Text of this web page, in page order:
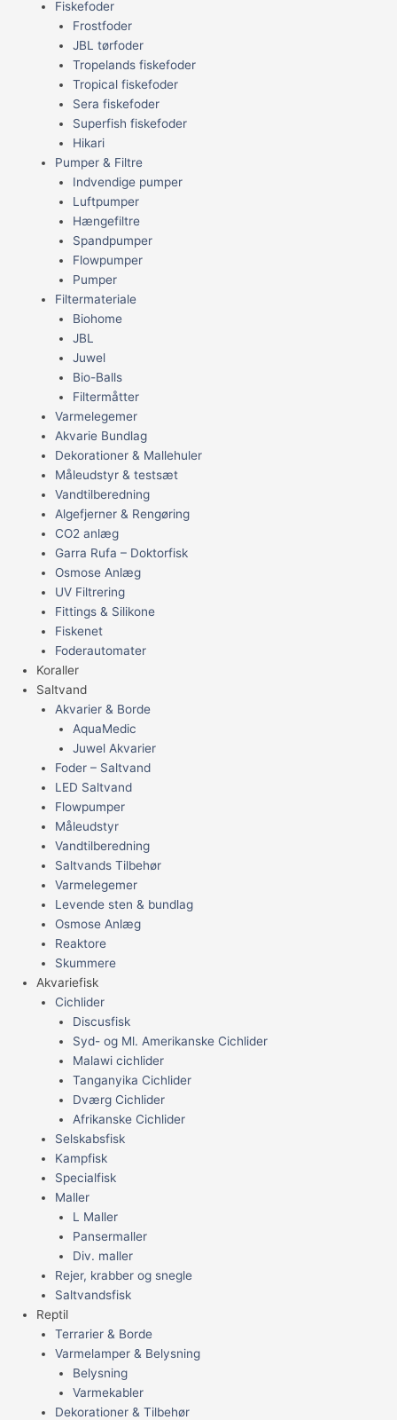
Fiskefoder
Frostfoder
JBL tørfoder
Tropelands fiskefoder
Tropical fiskefoder
Sera fiskefoder
Superfish fiskefoder
Hikari
Pumper & Filtre
Indvendige pumper
Luftpumper
Hængefiltre
Spandpumper
Flowpumper
Pumper
Filtermateriale
Biohome
JBL
Juwel
Bio-Balls
Filtermåtter
Varmelegemer
Akvarie Bundlag
Dekorationer & Mallehuler
Måleudstyr & testsæt
Vandtilberedning
Algefjerner & Rengøring
CO2 anlæg
Garra Rufa – Doktorfisk
Osmose Anlæg
UV Filtrering
Fittings & Silikone
Fiskenet
Foderautomater
Koraller
Saltvand
Akvarier & Borde
AquaMedic
Juwel Akvarier
Foder – Saltvand
LED Saltvand
Flowpumper
Måleudstyr
Vandtilberedning
Saltvands Tilbehør
Varmelegemer
Levende sten & bundlag
Osmose Anlæg
Reaktore
Skummere
Akvariefisk
Cichlider
Discusfisk
Syd- og Ml. Amerikanske Cichlider
Malawi cichlider
Tanganyika Cichlider
Dværg Cichlider
Afrikanske Cichlider
Selskabsfisk
Kampfisk
Specialfisk
Maller
L Maller
Pansermaller
Div. maller
Rejer, krabber og snegle
Saltvandsfisk
Reptil
Terrarier & Borde
Varmelamper & Belysning
Belysning
Varmekabler
Dekorationer & Tilbehør